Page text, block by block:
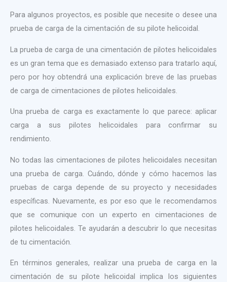
Para algunos proyectos, es posible que necesite o desee una
prueba de carga de la cimentación de su pilote helicoidal.
La prueba de carga de una cimentación de pilotes helicoidales
es un gran tema que es demasiado extenso para tratarlo aquí,
pero por hoy obtendrá una explicación breve de las pruebas
de carga de cimentaciones de pilotes helicoidales.
Una prueba de carga es exactamente lo que parece: aplicar
carga a sus pilotes helicoidales para confirmar su
rendimiento.
No todas las cimentaciones de pilotes helicoidales necesitan
una prueba de carga. Cuándo, dónde y cómo hacemos las
pruebas de carga depende de su proyecto y necesidades
específicas. Nuevamente, es por eso que le recomendamos
que se comunique con un experto en cimentaciones de
pilotes helicoidales. Te ayudarán a descubrir lo que necesitas
de tu cimentación.
En términos generales, realizar una prueba de carga en la
cimentación de su pilote helicoidal implica los siguientes